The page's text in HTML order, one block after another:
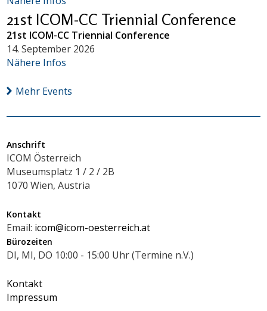
21st ICOM-CC Triennial Conference
21st ICOM-CC Triennial Conference
14. September 2026
Nähere Infos
Mehr Events
Anschrift
ICOM Österreich
Museumsplatz 1 / 2 / 2B
1070 Wien, Austria
Kontakt
Email: icom@icom-oesterreich.at
Bürozeiten
DI, MI, DO 10:00 - 15:00 Uhr (Termine n.V.)
Kontakt
Impressum